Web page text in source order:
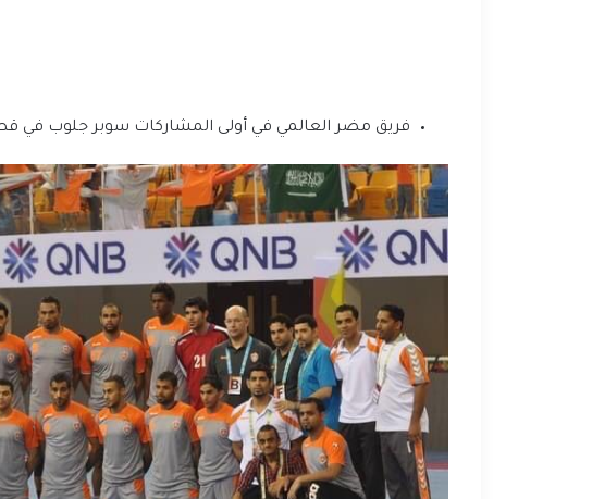
فريق مضر العالمي في أولى المشاركات سوبر جلوب في قطر